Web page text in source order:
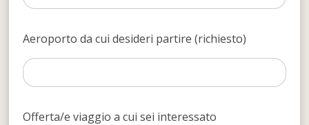
Aeroporto da cui desideri partire (richiesto)
Offerta/e viaggio a cui sei interessato